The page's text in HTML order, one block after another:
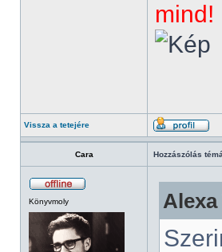
mind!
Vissza a tetejére
Cara Hozzászólás
Könyvmoly